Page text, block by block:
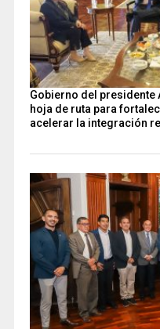
Gobierno del presidente
hoja de ruta para
acelerar la integración